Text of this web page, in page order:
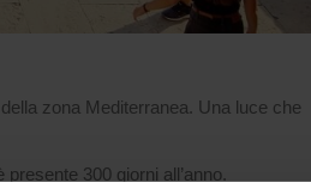
zona Mediterranea. Una luce che
presente 300 giorni all’anno.